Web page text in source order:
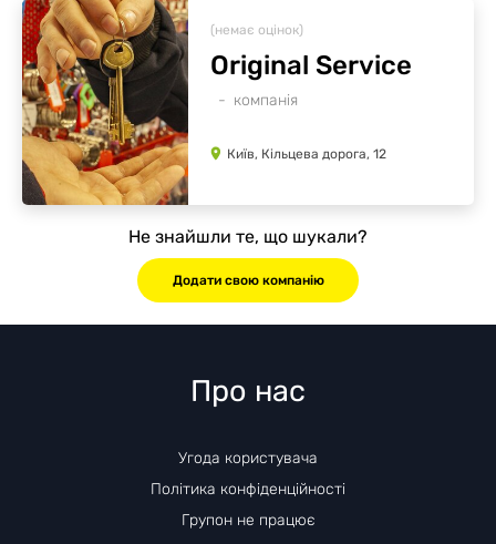
(немає оцінок)
компанія
Original Service
Київ, Кільцева дорога, 12
Не знайшли те, що шукали?
Додати свою компанію
Про нас
Угода користувача
Політика конфіденційності
Групон не працює